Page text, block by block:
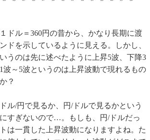
ドル＝360円の昔から、かなり長期に渡
ドを示しているように見える。しかし、
うのは先に述べたように上昇5波、下降3
波～5波というのは上昇波動で現れるもの
？
ル/円で見るか、円/ドルで見るかという
すぎないので…。もしも、円/ドルだっ
は一貫した上昇波動になりますよね。た